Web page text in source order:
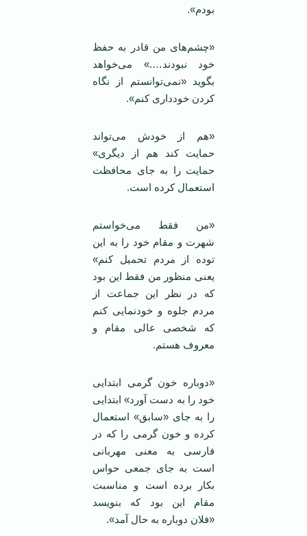
بودم».
«چشم‌های من قادر به حفظ
خود نبودند….» می‌خواهد
بگوید «نمی‌توانستم از نگاه
کردن خودداری کنم».
«هم از خودش می‌تواند
حمایت کند هم از دیگری»
حمایت را به جای محافظت
استعمال کرده است.
«من فقط می‌خواستم
شهرت و مقام خود را به این
توده از مردم تحمیل کنم»
یعنی منظور من فقط این بود
که در نظر این جماعت از
مردم جلوه و خودنمایی کنم
که شخصی عالی مقام و
معروف هستم.
«دوباره خون گرمی ابتدایی
خود را به دست آورد» ابتدایی
را به جای «سابق» استعمال
کرده و خون گرمی را که در
فارسی به معنی مهربانی
است به جای جمعی حواس
بکار برده است و مناسبت
مقام این بود که بنویسد
«فلان دوباره به حال آمد».